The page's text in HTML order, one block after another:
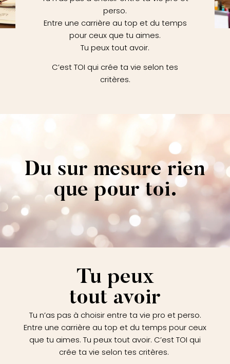
perso.
Entre une carrière au top et du temps
pour ceux que tu aimes.
Tu peux tout avoir.
C’est TOI qui crée ta vie selon tes
critères.
Du sur mesure rien
que pour toi.
Tu peux
tout avoir
Tu n’as pas à choisir entre ta vie pro et perso.
Entre une carrière au top et du temps pour ceux
que tu aimes. Tu peux tout avoir. C’est TOI qui
crée ta vie selon tes critères.